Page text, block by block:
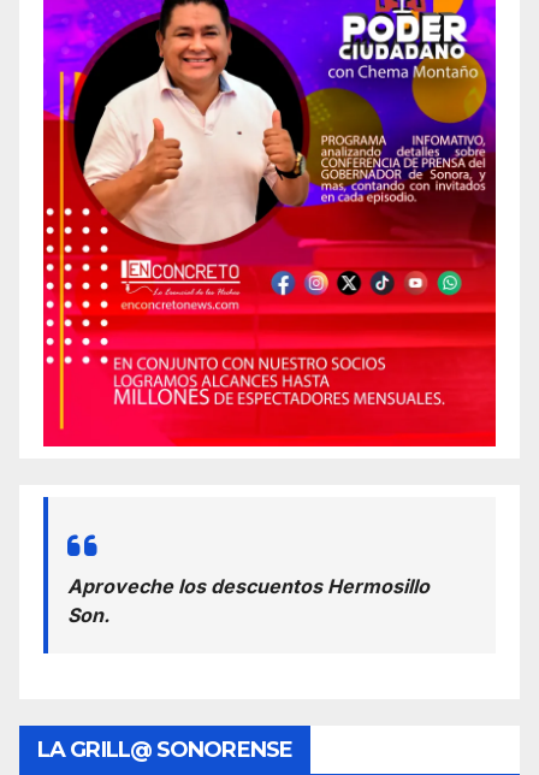
Aproveche los descuentos Hermosillo
Son.
LA GRILL@ SONORENSE